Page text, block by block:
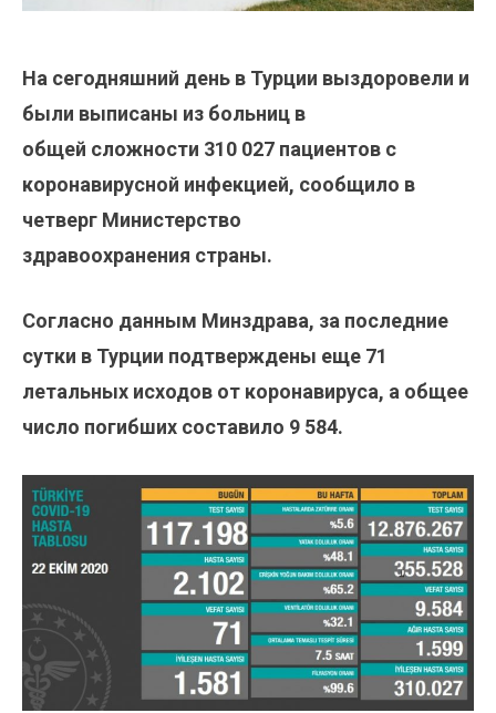
На сегодняшний день в Турции выздоровели и
были выписаны из больниц в
общей сложности 310 027 пациентов с
коронавирусной инфекцией, сообщило в
четверг Министерство
здравоохранения страны.
Согласно данным Минздрава, за последние
сутки в Турции подтверждены еще 71
летальных исходов от коронавируса, а общее
число погибших составило 9 584.